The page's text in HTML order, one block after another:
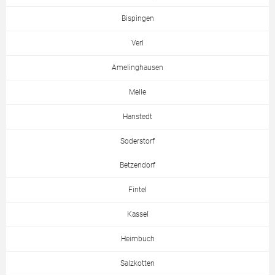
Bispingen
Verl
Amelinghausen
Melle
Hanstedt
Soderstorf
Betzendorf
Fintel
Kassel
Heimbuch
Salzkotten